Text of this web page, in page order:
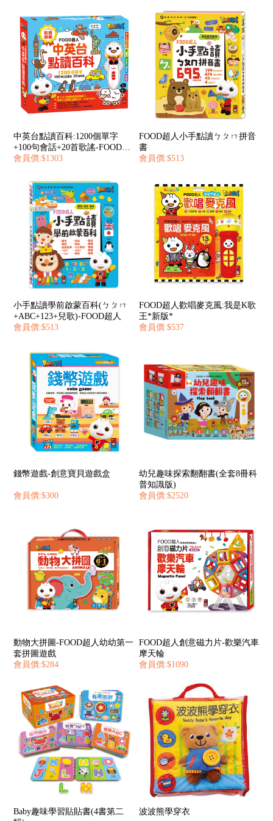
中英台點讀百科:1200個單字
+100句會話+20首歌謠-FOOD超
人
會員價:$1303
FOOD超人小手點讀ㄅㄆㄇ拼音
書
會員價:$513
小手點讀學前啟蒙百科(ㄅㄆㄇ
+ABC+123+兒歌)-FOOD超人
會員價:$513
FOOD超人歡唱麥克風:我是K歌
王*新版*
會員價:$537
錢幣遊戲-創意寶貝遊戲盒
會員價:$300
幼兒趣味探索翻翻書(全套8冊科
普知識版)
會員價:$2520
動物大拼圖-FOOD超人幼幼第一
套拼圖遊戲
會員價:$284
FOOD超人創意磁力片-歡樂汽車
摩天輪
會員價:$1090
Baby趣味學習貼貼書(4書第二
波波熊學穿衣